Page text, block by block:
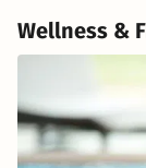
Wellness &